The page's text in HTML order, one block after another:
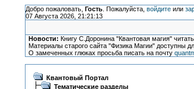
Добро пожаловать, Гость. Пожалуйста, войдитеили
07 Августа 2026, 21:21:13
Новости: Книгу С.Доронина "Квантовая магия"
Материалы старого сайта "Физика Магии" доступны
О замеченных глюках просьба писать на почту
Квантовый Портал
Тематические разделы